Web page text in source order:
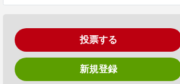
投票する
新規登録